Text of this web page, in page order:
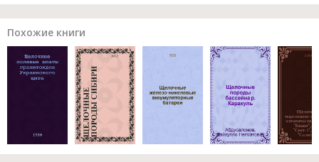
Похожие книги